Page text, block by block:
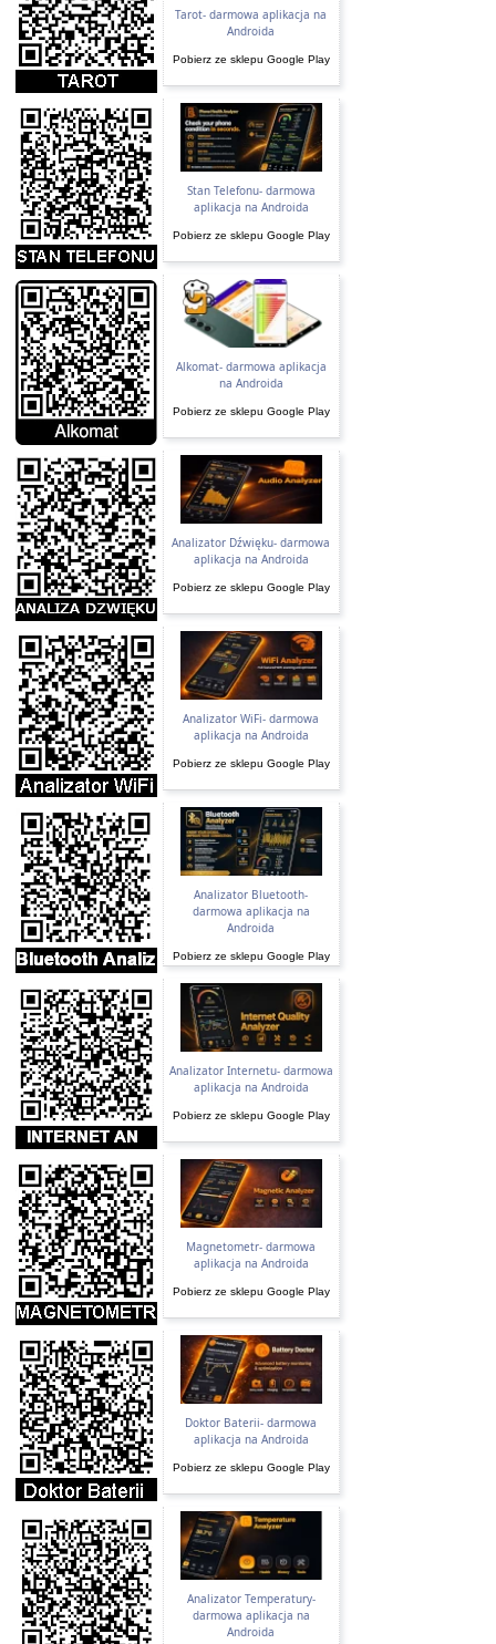
Tarot- darmowa aplikacja na
Androida
Pobierz ze sklepu Google Play
Stan Telefonu- darmowa
aplikacja na Androida
Pobierz ze sklepu Google Play
Alkomat- darmowa aplikacja
na Androida
Pobierz ze sklepu Google Play
Analizator Dźwięku- darmowa
aplikacja na Androida
Pobierz ze sklepu Google Play
Analizator WiFi- darmowa
aplikacja na Androida
Pobierz ze sklepu Google Play
Analizator Bluetooth-
darmowa aplikacja na
Androida
Pobierz ze sklepu Google Play
Analizator Internetu- darmowa
aplikacja na Androida
Pobierz ze sklepu Google Play
Magnetometr- darmowa
aplikacja na Androida
Pobierz ze sklepu Google Play
Doktor Baterii- darmowa
aplikacja na Androida
Pobierz ze sklepu Google Play
Analizator Temperatury-
darmowa aplikacja na
Androida